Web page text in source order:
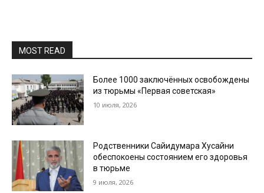
MOST READ
Более 1000 заключённых освобождены
из тюрьмы «Первая советская»
10 июля, 2026
Родственники Сайидумара Хусайни
обеспокоены состоянием его здоровья
в тюрьме
9 июля, 2026